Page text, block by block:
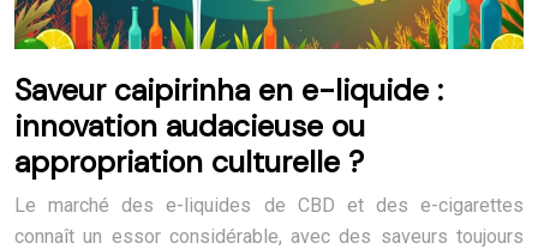
Saveur caipirinha en e-liquide :
innovation audacieuse ou
appropriation culturelle ?
Le marché des e-liquides de CBD et des e-cigarettes
connaît un essor considérable, avec des saveurs toujours